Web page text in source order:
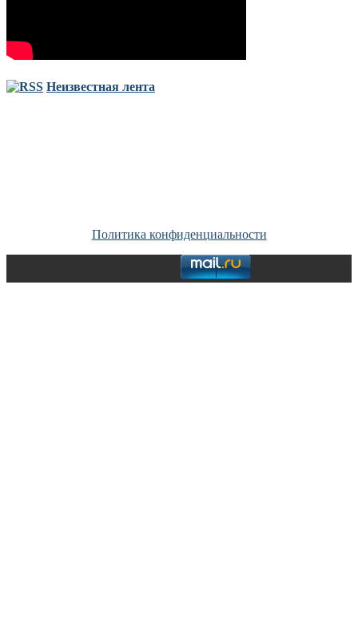
Неизвестная лента
Политика конфиденциальности